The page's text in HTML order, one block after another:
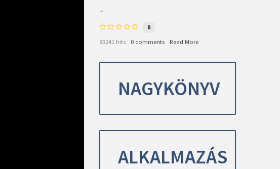
...
0
83241 hits 0 comments Read More
NAGYKÖNYV
ALKALMAZÁS